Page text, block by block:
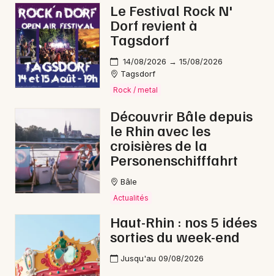
Le Festival Rock N'
Dorf revient à
Tagsdorf
14/08/2026 → 15/08/2026
Tagsdorf
Rock / metal
Découvrir Bâle depuis
le Rhin avec les
croisières de la
Personenschifffahrt
Bâle
Actualités
Haut-Rhin : nos 5 idées
sorties du week-end
Jusqu'au 09/08/2026